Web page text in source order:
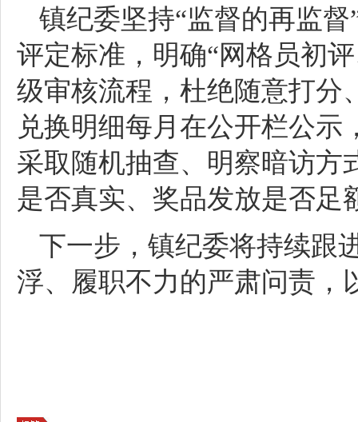
镇纪委坚持“监督的再监
评定标准，明确“网格员初
级审核流程，杜绝随意打分
兑换明细每月在公开栏公
采取随机抽查、明察暗访方
是否真实、奖品发放是否足
下一步，镇纪委将持续跟
浮、履职不力的严肃问责，